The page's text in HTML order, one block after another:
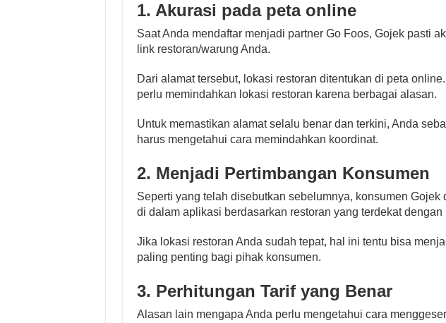
1. Akurasi pada peta online
Saat Anda mendaftar menjadi partner Go Foos, Gojek pasti
link restoran/warung Anda.
Dari alamat tersebut, lokasi restoran ditentukan di peta
perlu memindahkan lokasi restoran karena berbagai alasan.
Untuk memastikan alamat selalu benar dan terkini, Anda
harus mengetahui cara memindahkan koordinat.
2. Menjadi Pertimbangan Konsumen
Seperti yang telah disebutkan sebelumnya, konsumen Gojek
di dalam aplikasi berdasarkan restoran yang terdekat dengan
Jika lokasi restoran Anda sudah tepat, hal ini tentu bisa
paling penting bagi pihak konsumen.
3. Perhitungan Tarif yang Benar
Alasan lain mengapa Anda perlu mengetahui cara